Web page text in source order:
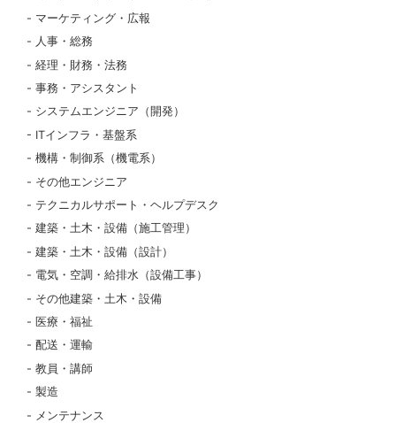
マーケティング・広報
人事・総務
経理・財務・法務
事務・アシスタント
システムエンジニア（開発）
ITインフラ・基盤系
機構・制御系（機電系）
その他エンジニア
テクニカルサポート・ヘルプデスク
建築・土木・設備（施工管理）
建築・土木・設備（設計）
電気・空調・給排水（設備工事）
その他建築・土木・設備
医療・福祉
配送・運輸
教員・講師
製造
メンテナンス